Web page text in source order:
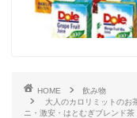
HOME
飲み物
大人のカロリミットのお
ニ・激安・はとむぎブレンド茶